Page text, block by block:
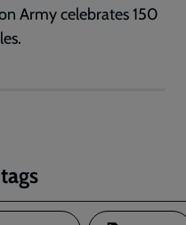
Army celebrates 150